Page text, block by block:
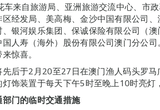
车来自旅游局、亚洲旅游交流中心、市
经发局、美高梅、金沙中国有限公司
、银河娱乐集团、保诚保险有限公司（
国人寿（海外）股份有限公司澳门分公
惊喜。
先后于2月20至27日在澳门渔人码头罗
饰装置于每天下午5时至晚上10时亮灯
门的临时交通措施